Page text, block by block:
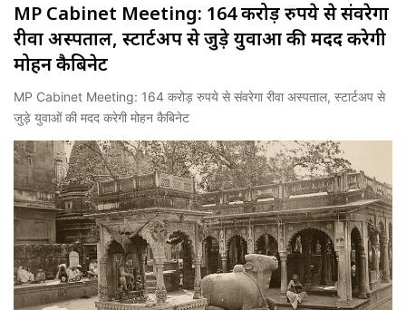
MP Cabinet Meeting: 164 करोड़ रुपये से संवरेगा
रीवा अस्पताल, स्टार्टअप से जुड़े युवाओं की मदद करेगी
मोहन कैबि‍नेट
MP Cabinet Meeting: 164 करोड़ रुपये से संवरेगा रीवा अस्पताल, स्टार्टअप से
जुड़े युवाओं की मदद करेगी मोहन कैबि‍नेट